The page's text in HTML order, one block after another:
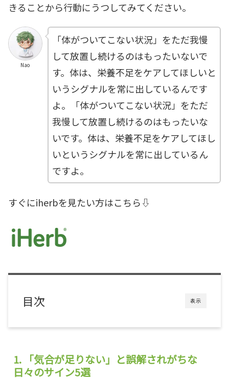
きることから行動にうつしてみてください。
Nao
「体がついてこない状況」をただ我慢
して放置し続けるのはもったいないで
す。体は、栄養不足をケアしてほしいと
いうシグナルを常に出しているんです
よ。「体がついてこない状況」をただ
我慢して放置し続けるのはもったいな
いです。体は、栄養不足をケアしてほし
いというシグナルを常に出しているん
ですよ。
すぐにiherbを見たい方はこちら⇩
表示
目次
1. 「気合が足りない」と誤解されがちな
日々のサイン5選